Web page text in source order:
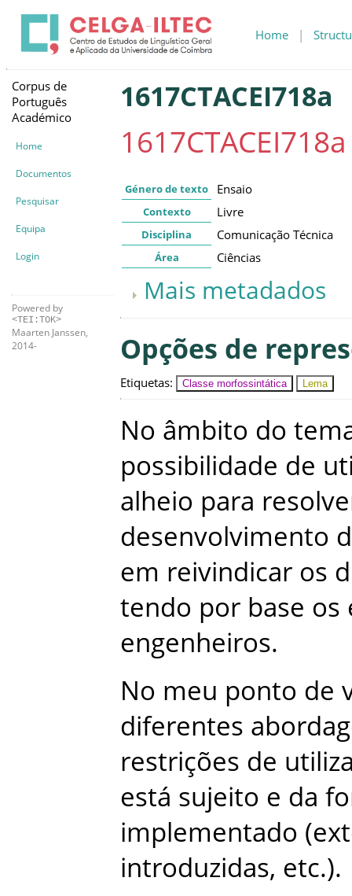
Home |
Corpus de
Português
Académico
Home
Documentos
Pesquisar
Equipa
Login
Powered by
<TEI:TOK>
Maarten Janssen,
2014-
1617CTACEI718a
1617CTACEI718a
Género de texto Ensaio
Contexto Livre
Disciplina Comunicação Técnica
Área Ciências
Mais metadados
Opções de
Etiquetas: Classe morfossintática Lema
No âmbito do
possibilidade de
alheio para
desenvolvimento
em reivindicar os
tendo por base os
engenheiros.
No meu ponto de
diferentes
restrições de
está sujeito e da
implementado (
introduzidas, etc.).